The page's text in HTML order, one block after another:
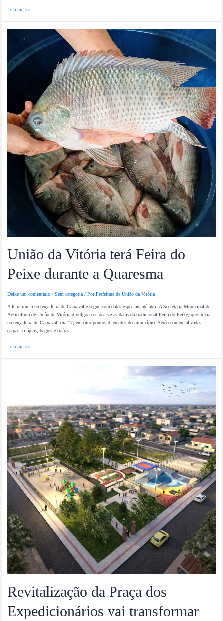
Leia mais »
União da Vitória terá Feira do
Peixe durante a Quaresma
Deixe um comentário /Sem categoria/ PorPrefeitura de União da Vitória
A feira inicia na terça-feira de Carnaval e segue com datas especiais até abril A Secretaria Municipal de
Agricultura de União da Vitória divulgou os locais e as datas da tradicional Feira do Peixe, que inicia
na terça-feira de Carnaval, dia 17, em oito pontos diferentes do município. Serão comercializadas
carpas, tilápias, bagres e traíras, …
Leia mais »
Revitalização da Praça dos
Expedicionários vai transformar